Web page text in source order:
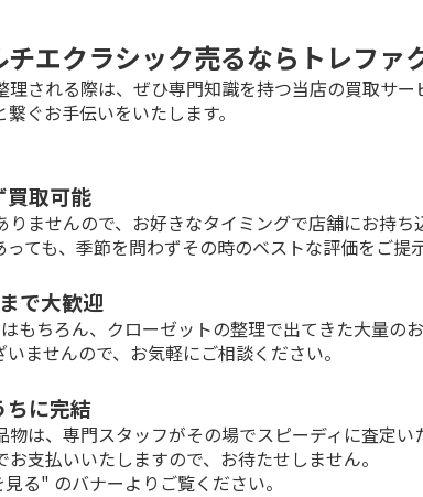
エクラシック売るならトレファ
理される際は、ぜひ専門知識を持つ当店の買取サ
ぐお手伝いをいたします。
買取可能
りませんので、お好きなタイミングで店舗にお持
ても、季節を問わずその時のベストな評価をご提
で大歓迎
もちろん、クローゼットの整理で出てきた大量の
ませんので、お気軽にご相談ください。
ちに完結
は、専門スタッフがその場でスピーディに査定い
支払いいたしますので、お待たせしません。
る" のバナーよりご覧ください。